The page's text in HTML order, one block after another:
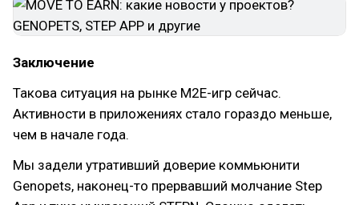
Заключение
Такова ситуация на рынке M2E-игр сейчас.
Активности в приложениях стало гораздо меньше,
чем в начале года.
Мы задели утративший доверие коммьюнити
Genopets, наконец-то прервавший молчание Step